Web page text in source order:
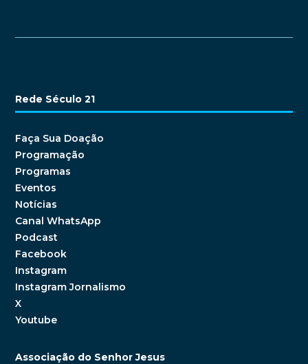
Rede Século 21
Faça Sua Doação
Programação
Programas
Eventos
Notícias
Canal WhatsApp
Podcast
Facebook
Instagram
Instagram Jornalismo
X
Youtube
Associação do Senhor Jesus